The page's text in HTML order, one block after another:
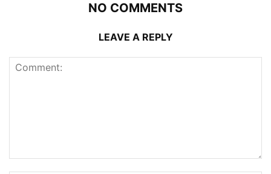
NO COMMENTS
LEAVE A REPLY